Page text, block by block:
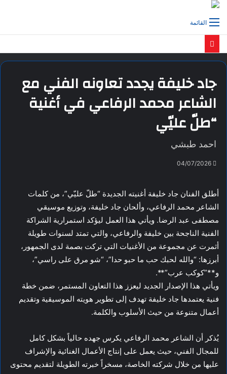
القائمة
جاد خليفة يجدد تعاونه الفني مع
الشاعر محمد الرفاعي في أغنية
“طلّ عليّي
احمد طبشي
04/07/2026
أطلق الفنان جاد خليفة أغنيته الجديدة “طلّ عليّي”، من كلمات
الشاعر محمد الرفاعي، وألحان جاد خليفة، وتوزيع موسيقي
مصطفى عبد الرضا. ويأتي هذا العمل ليؤكد استمرارية الشراكة
الفنية الناجحة بين خليفة والرفاعي، والتي تمتد لسنوات طويلة
أثمرت عن مجموعة من الأغنيات التي تركت بصمة لدى الجمهور،
أبرزها: “والله لحبك حب ما حبو حدا”، “شو مرق على راسي”،
و**”كوكب عرب”**.
ويأتي هذا الإصدار الجديد ليعزز هذا التعاون المستمر، ضمن خطة
فنية يعتمدها جاد خليفة تهدف إلى تطوير هويته الموسيقية وتقديم
أعمال متنوعة من حيث الأسلوب والكلمة.
يُذكر أن الشاعر محمد الرفاعي يكرس جهده حالياً بشكل كامل
للمجال الفني، حيث يعمل على إنتاج الأعمال الغنائية والإشراف
عليها من خلال شركته الخاصة، مسخراً خبرته الطويلة لتقديم محتوى